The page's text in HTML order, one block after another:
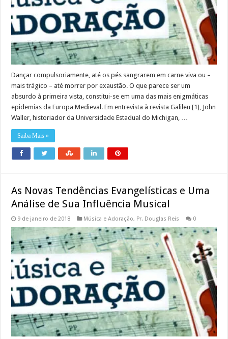
Dançar compulsoriamente, até os pés sangrarem em carne viva ou –
mais trágico – até morrer por exaustão. O que parece ser um
absurdo à primeira vista, constitui-se em uma das mais enigmáticas
epidemias da Europa Medieval. Em entrevista à revista Galileu [1], John
Waller, historiador da Universidade Estadual do Michigan, …
Saiba Mais »
As Novas Tendências Evangelísticas e Uma
Análise de Sua Influência Musical
9 de janeiro de 2018 Música e Adoração, Pr. Douglas Reis 0